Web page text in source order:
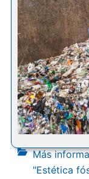
Más
"Estética